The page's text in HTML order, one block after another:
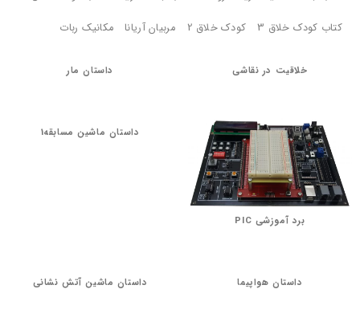
کتاب کودک خلاق 3
کودک خلاق 2 مربیان آریانا مکانیک ربات
خلاقیت در نقاشی داستان مار
برد آموزشی PIC
داستان ماشین مسابقه1
داستان هواپیما داستان ماشین آتش نشانی